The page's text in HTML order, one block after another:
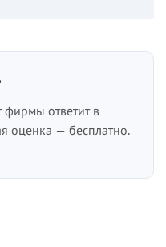
ответит в
оценка — бесплатно.